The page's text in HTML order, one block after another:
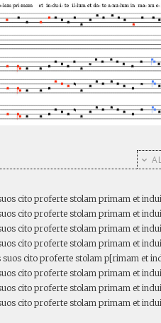
cito proferte stolam primam et
cito proferte stolam primam et
cito proferte stolam primam et
cito proferte stolam primam et
cito proferte stolam p[rimam et
cito proferte stolam primam et
cito proferte stolam primam et
cito proferte stolam primam et